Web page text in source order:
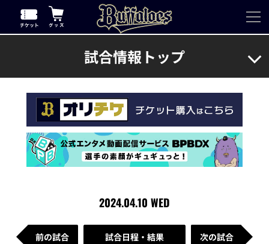
試合情報トップ
2024.04.10 WED
前の試合 試合日程・結果 次の試合